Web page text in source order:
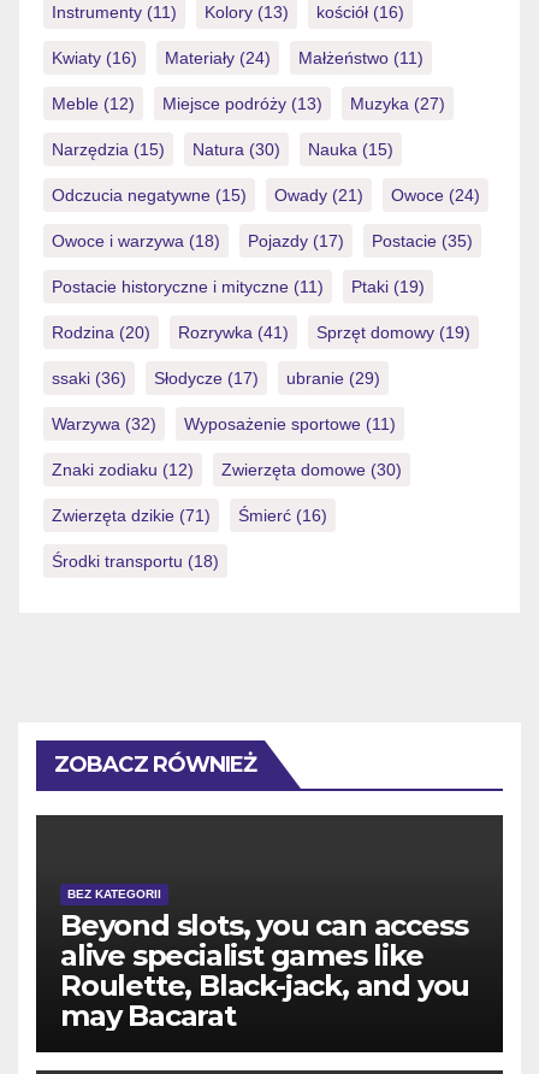
Instrumenty (11) Kolory (13) kościół (16)
Kwiaty (16) Materiały (24) Małżeństwo (11)
Meble (12) Miejsce podróży (13) Muzyka (27)
Narzędzia (15) Natura (30) Nauka (15)
Odczucia negatywne (15) Owady (21) Owoce (24)
Owoce i warzywa (18) Pojazdy (17) Postacie (35)
Postacie historyczne i mityczne (11) Ptaki (19)
Rodzina (20) Rozrywka (41) Sprzęt domowy (19)
ssaki (36) Słodycze (17) ubranie (29)
Warzywa (32) Wyposażenie sportowe (11)
Znaki zodiaku (12) Zwierzęta domowe (30)
Zwierzęta dzikie (71) Śmierć (16)
Środki transportu (18)
ZOBACZ RÓWNIEŻ
BEZ KATEGORII
Beyond slots, you can access
alive specialist games like
Roulette, Black-jack, and you
may Bacarat